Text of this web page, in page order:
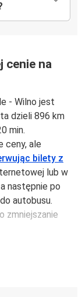
cenie na
- Wilno jest
dzieli 896 km
min.
ceny, ale
bilety z
lub w
następnie po
autobusu.
zmniejszanie